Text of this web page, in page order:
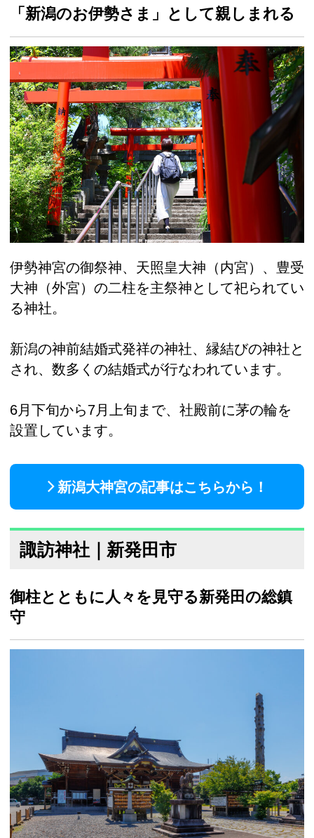
「新潟のお伊勢さま」として親しまれる
伊勢神宮の御祭神、天照皇大神（内宮）、豊受
大神（外宮）の二柱を主祭神として祀られてい
る神社。
新潟の神前結婚式発祥の神社、縁結びの神社と
され、数多くの結婚式が行なわれています。
6月下旬から7月上旬まで、社殿前に茅の輪を
設置しています。
新潟大神宮の記事はこちらから！
諏訪神社｜新発田市
御柱とともに人々を見守る新発田の総鎮
守